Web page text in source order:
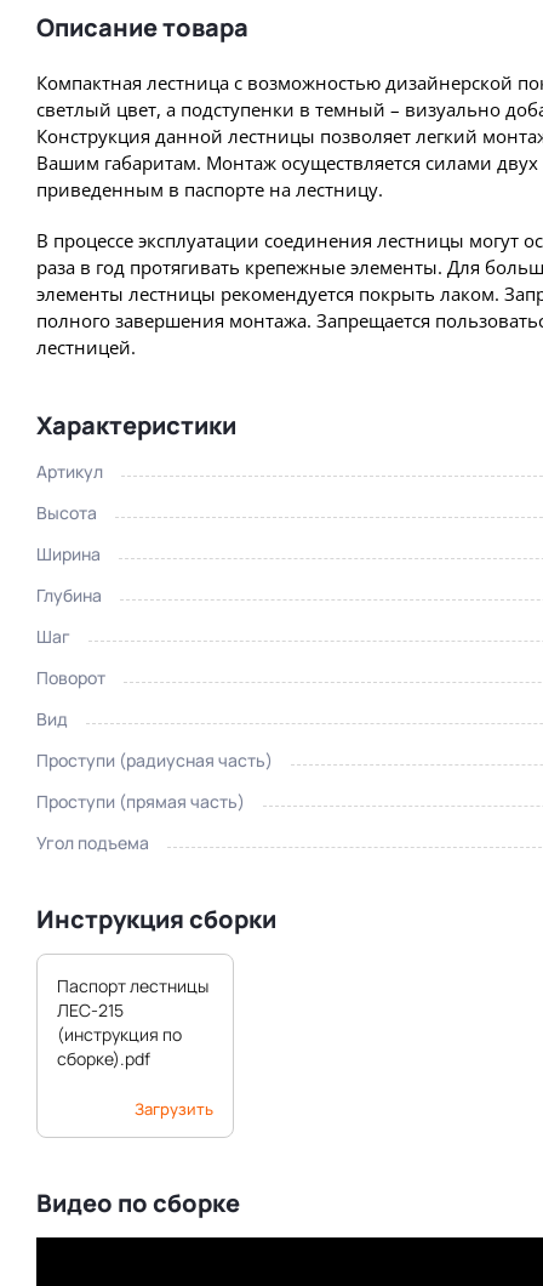
Описание товара
Компактная лестница с возможностью дизайнерской
светлый цвет, а подступенки в темный – визуально
Конструкция данной лестницы позволяет легкий
Вашим габаритам. Монтаж осуществляется силами
приведенным в паспорте на лестницу.
В процессе эксплуатации соединения лестницы могут
раза в год протягивать крепежные элементы. Для
элементы лестницы рекомендуется покрыть лаком.
полного завершения монтажа. Запрещается
лестницей.
Характеристики
Артикул
Высота
Ширина
Глубина
Шаг
Поворот
Вид
Проступи (радиусная часть)
Проступи (прямая часть)
Угол подъема
Инструкция сборки
Паспорт лестницы
ЛЕС-215
(инструкция по
сборке).pdf
Загрузить
Видео по сборке